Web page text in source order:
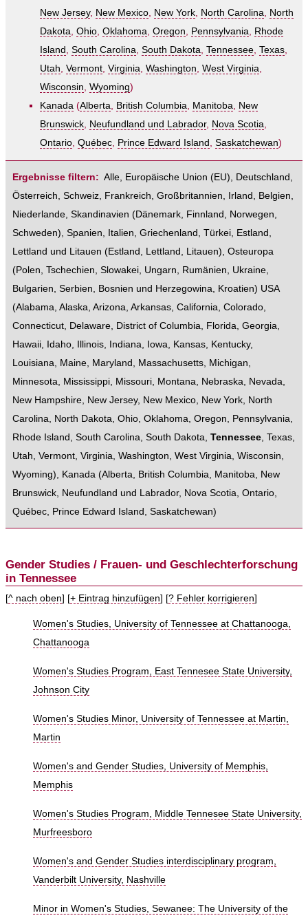
New Jersey, New Mexico, New York, North Carolina, North
Dakota, Ohio, Oklahoma, Oregon, Pennsylvania, Rhode
Island , South Carolina, South Dakota, Tennessee, Texas,
Utah, Vermont, Virginia, Washington, West Virginia,
Wisconsin, Wyoming)
Kanada (Alberta, British Columbia, Manitoba, New
Brunswick, Neufundland und Labrador, Nova Scotia,
Ontario, Québec, Prince Edward Island , Saskatchewan)
Ergebnisse filtern: Alle, Europäische Union (EU), Deutschland ,
Österreich, Schweiz, Frankreich, Großbritannien, Irland , Belgien,
Niederlande, Skandinavien (Dänemark, Finnland , Norwegen,
Schweden), Spanien, Italien, Griechenland , Türkei, Estland,
Lettland und Litauen (Estland , Lettland , Litauen), Osteuropa
(Polen, Tschechien, Slowakei, Ungarn, Rumänien, Ukraine,
Bulgarien, Serbien, Bosnien und Herzegowina, Kroatien) USA
(Alabama, Alaska, Arizona, Arkansas, California, Colorado,
Connecticut, Delaware, District of Columbia, Florida, Georgia,
Hawaii, Idaho, Illinois, Indiana, Iowa, Kansas, Kentucky,
Louisiana, Maine, Maryland , Massachusetts, Michigan,
Minnesota, Mississippi, Missouri, Montana, Nebraska, Nevada,
New Hampshire, New Jersey, New Mexico, New York, North
Carolina, North Dakota, Ohio, Oklahoma, Oregon, Pennsylvania,
Rhode Island , South Carolina, South Dakota, Tennessee, Texas,
Utah, Vermont, Virginia, Washington, West Virginia, Wisconsin,
Wyoming), Kanada (Alberta, British Columbia, Manitoba, New
Brunswick, Neufundland und Labrador, Nova Scotia, Ontario,
Québec, Prince Edward Island , Saskatchewan)
Gender Studies / Frauen- und Geschlechterforschung
in Tennessee
[^ nach oben] [+ Eintrag hinzufügen] [? Fehler korrigieren]
Women's Studies, University of Tennessee at Chattanooga,
Chattanooga
Women's Studies Program, East Tennesee State University,
Johnson City
Women's Studies Minor, University of Tennessee at Martin,
Martin
Women's and Gender Studies, University of Memphis,
Memphis
Women's Studies Program, Middle Tennesee State University,
Murfreesboro
Women's and Gender Studies interdisciplinary program,
Vanderbilt University, Nashville
Minor in Women's Studies, Sewanee: The University of the